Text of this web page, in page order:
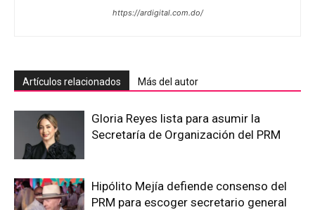
https://ardigital.com.do/
Artículos relacionados Más del autor
Gloria Reyes lista para asumir la
Secretaría de Organización del PRM
Hipólito Mejía defiende consenso del
PRM para escoger secretario general